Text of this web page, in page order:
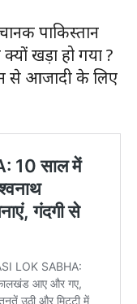
पाकिस्तान
खड़ा हो गया ?
से आजादी के लिए